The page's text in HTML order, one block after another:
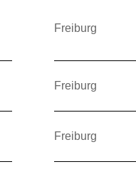
Freiburg
Freiburg
Freiburg